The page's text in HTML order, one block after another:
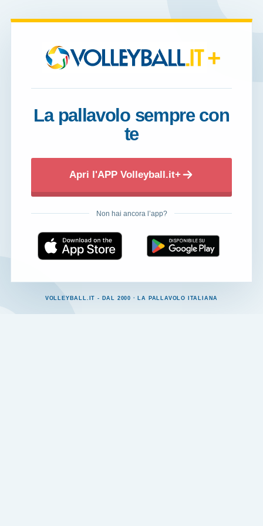
+
La pallavolo sempre con
te
Apri l'APP Volleyball.it+
Non hai ancora l’app?
VOLLEYBALL.IT - DAL 2000 · LA PALLAVOLO ITALIANA